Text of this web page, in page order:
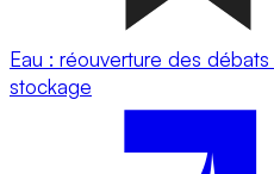
Eau : réouverture des
stockage